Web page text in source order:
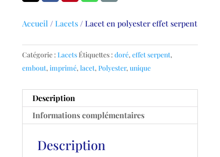
Accueil /Lacets/Lacet en polyester effet serpent
Catégorie : Lacets Étiquettes : doré, effet serpent,
embout, imprimé, lacet, Polyester, unique
Description
Informations complémentaires
Description